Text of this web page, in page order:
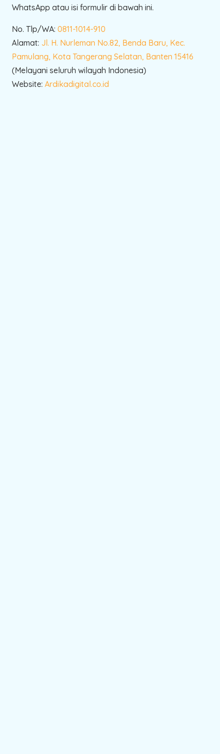
WhatsApp atau isi formulir di bawah ini.
No. Tlp/WA: 0811-1014-910
Alamat: Jl. H. Nurleman No.82, Benda Baru, Kec.
Pamulang, Kota Tangerang Selatan, Banten 15416
(Melayani seluruh wilayah Indonesia)
Website: Ardikadigital.co.id